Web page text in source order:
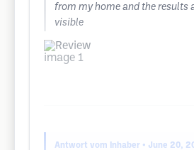
from my home and the results
visible
Antwort vom Inhaber • June 20,